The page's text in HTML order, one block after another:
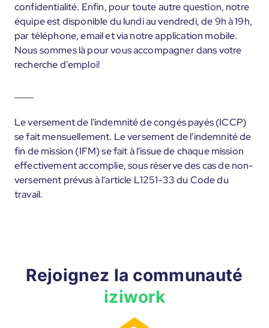
confidentialité. Enfin, pour toute autre question, notre
équipe est disponible du lundi au vendredi, de 9h à 19h,
par téléphone, email et via notre application mobile.
Nous sommes là pour vous accompagner dans votre
recherche d'emploi!
Le versement de l'indemnité de congés payés (ICCP)
se fait mensuellement. Le versement de l'indemnité de
fin de mission (IFM) se fait à l'issue de chaque mission
effectivement accomplie, sous réserve des cas de non-
versement prévus à l'article L1251-33 du Code du
travail.
Rejoignez la communauté
iziwork